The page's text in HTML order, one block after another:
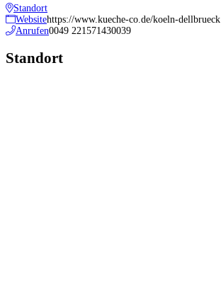
Standort
Websitehttps://www.kueche-co.de/koeln-dellbrueck
Anrufen0049 221571430039
Standort